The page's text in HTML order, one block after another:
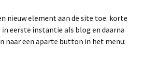
nieuw element aan de site toe: korte
eerste instantie als blog en daarna
naar een aparte button in het menu: